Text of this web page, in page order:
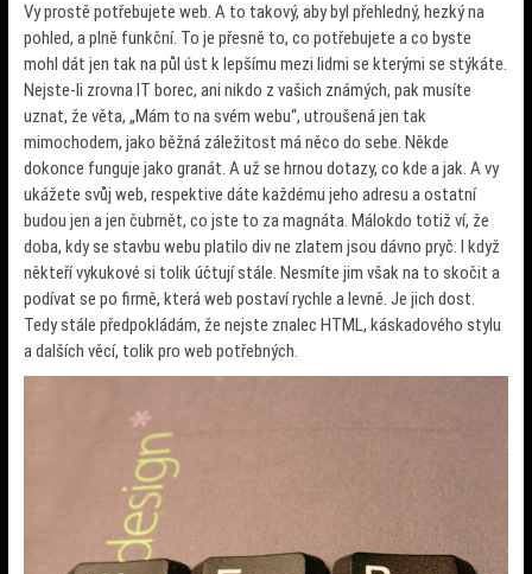
Vy prostě potřebujete web. A to takový, aby byl přehledný, hezký na
pohled, a plně funkční. To je přesně to, co potřebujete a co byste
mohl dát jen tak na půl úst k lepšímu mezi lidmi se kterými se stýkáte.
Nejste-li zrovna IT borec, ani nikdo z vašich známých, pak musíte
uznat, že věta, „Mám to na svém webu“, utroušená jen tak
mimochodem, jako běžná záležitost má něco do sebe. Někde
dokonce funguje jako granát. A už se hrnou dotazy, co kde a jak. A vy
ukážete svůj web, respektive dáte každému jeho adresu a ostatní
budou jen a jen čubrnět, co jste to za magnáta. Málokdo totiž ví, že
doba, kdy se stavbu webu platilo div ne zlatem jsou dávno pryč. I když
někteří vykukové si tolik účtují stále. Nesmíte jim však na to skočit a
podívat se po firmě, která web postaví rychle a levně. Je jich dost.
Tedy stále předpokládám, že nejste znalec HTML, káskadového stylu
a dalších věcí, tolik pro web potřebných.